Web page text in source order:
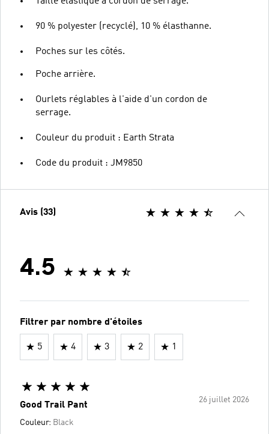
90 % polyester (recyclé), 10 % élasthanne.
Poches sur les côtés.
Poche arrière.
Ourlets réglables à l'aide d'un cordon de
serrage.
Couleur du produit : Earth Strata
Code du produit : JM9850
Avis (33)
4.5
Filtrer par nombre d'étoiles
5 4 3 2 1
26 juillet 2026
Good Trail Pant
Couleur: Black